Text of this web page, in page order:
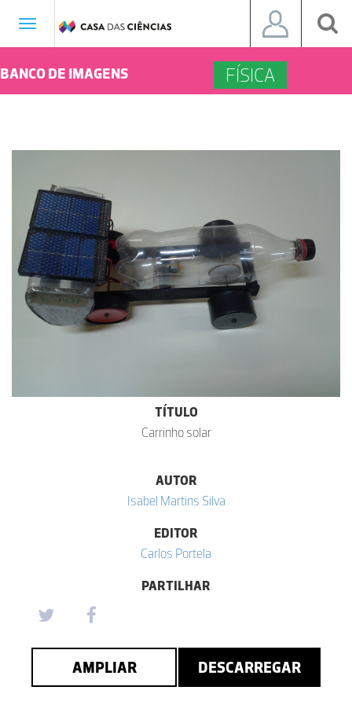
Toggle
BANCO DE IMAGENS FÍSICA
TÍTULO
Carrinho solar
AUTOR
Isabel Martins Silva
EDITOR
Carlos Portela
PARTILHAR
AMPLIAR DESCARREGAR